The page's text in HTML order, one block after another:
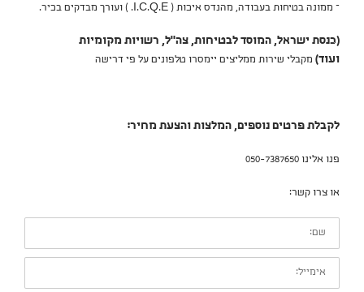
– ממונה בטיחות בעבודה, מהנדס איכות ( I.C.Q.E. ) ועורך מבדקים בכיר.
(כנסת ישראל, המוסד לבטיחות, צה"ל, רשויות מקומיות
ועוד) מקבלי שירות ממליצים יימסרו טלפונים על פי דרישה
לקבלת פרטים נוספים, המלצות והצעת מחיר:
פנו אלינו 050-7387650
או צרו קשר:
שם:
אימייל: